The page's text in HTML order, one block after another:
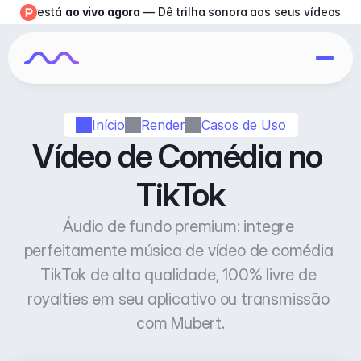
Início Render Casos de Uso
Vídeo de Comédia no
TikTok
Áudio de fundo premium: integre
perfeitamente música de vídeo de comédia
TikTok de alta qualidade, 100% livre de
royalties em seu aplicativo ou transmissão
com Mubert.
está ao vivo agora — Dê trilha sonora aos seus vídeos